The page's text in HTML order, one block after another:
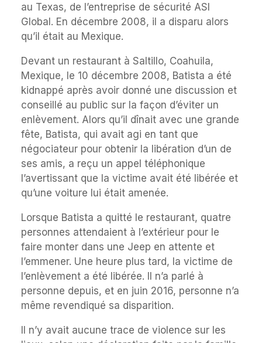
au Texas, de l’entreprise de sécurité ASI
Global. En décembre 2008, il a disparu alors
qu’il était au Mexique.
Devant un restaurant à Saltillo, Coahuila,
Mexique, le 10 décembre 2008, Batista a été
kidnappé après avoir donné une discussion et
conseillé au public sur la façon d’éviter un
enlèvement. Alors qu’il dînait avec une grande
fête, Batista, qui avait agi en tant que
négociateur pour obtenir la libération d’un de
ses amis, a reçu un appel téléphonique
l’avertissant que la victime avait été libérée et
qu’une voiture lui était amenée.
Lorsque Batista a quitté le restaurant, quatre
personnes attendaient à l’extérieur pour le
faire monter dans une Jeep en attente et
l’emmener. Une heure plus tard, la victime de
l’enlèvement a été libérée. Il n’a parlé à
personne depuis, et en juin 2016, personne n’a
même revendiqué sa disparition.
Il n’y avait aucune trace de violence sur les